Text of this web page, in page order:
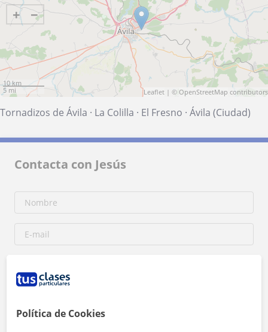
+ −
10 km
5 mi
Leaflet | © OpenStreetMap contributors
Tornadizos de Ávila · La Colilla · El Fresno · Ávila (Ciudad)
Contacta con Jesús
Política de Cookies